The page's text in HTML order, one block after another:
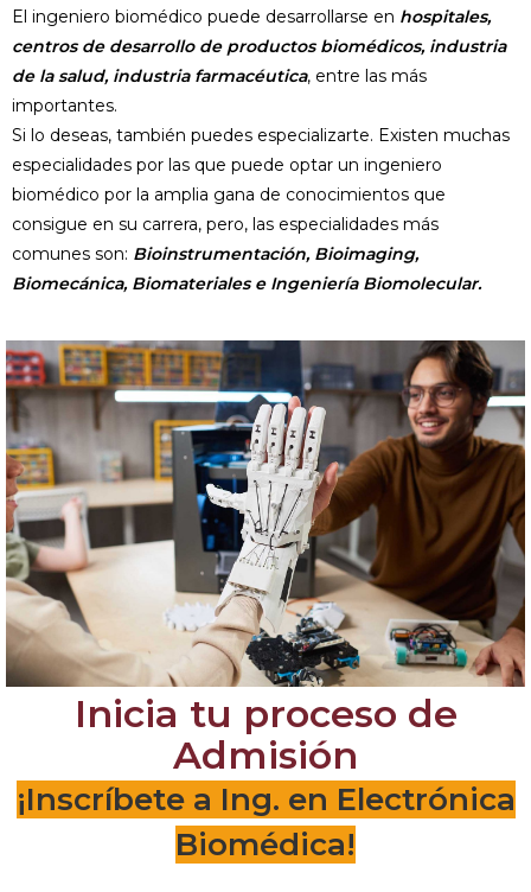
El ingeniero biomédico puede desarrollarse en hospitales,
centros de desarrollo de productos biomédicos, industria
de la salud, industria farmacéutica, entre las más
importantes.
Si lo deseas, también puedes especializarte. Existen muchas
especialidades por las que puede optar un ingeniero
biomédico por la amplia gana de conocimientos que
consigue en su carrera, pero, las especialidades más
comunes son: Bioinstrumentación, Bioimaging,
Biomecánica, Biomateriales e Ingeniería Biomolecular.
Inicia tu proceso de
Admisión
¡Inscríbete a Ing. en Electrónica
Biomédica!